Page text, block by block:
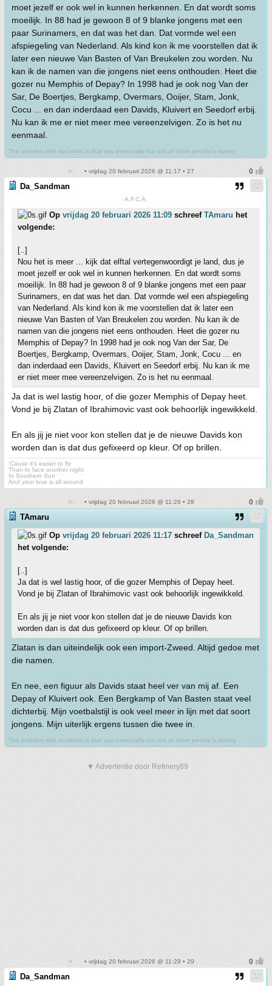
moet jezelf er ook wel in kunnen herkennen. En dat wordt soms
moeilijk. In 88 had je gewoon 8 of 9 blanke jongens met een
paar Surinamers, en dat was het dan. Dat vormde wel een
afspiegeling van Nederland. Als kind kon ik me voorstellen dat ik
later een nieuwe Van Basten of Van Breukelen zou worden. Nu
kan ik de namen van die jongens niet eens onthouden. Heet die
gozer nu Memphis of Depay? In 1998 had je ook nog Van der
Sar, De Boertjes, Bergkamp, Overmars, Ooijer, Stam, Jonk,
Cocu ... en dan inderdaad een Davids, Kluivert en Seedorf erbij.
Nu kan ik me er niet meer mee vereenzelvigen. Zo is het nu
eenmaal.
The problem with socialism is that you eventually run out of other people's money
• vrijdag 20 februari 2026 @ 11:17 • 27
Da_Sandman
A.F.C.A.
Op vrijdag 20 februari 2026 11:09 schreef TAmaru het
volgende:
[..]
Nou het is meer ... kijk dat elftal vertegenwoordigt je land, dus je
moet jezelf er ook wel in kunnen herkennen. En dat wordt soms
moeilijk. In 88 had je gewoon 8 of 9 blanke jongens met een paar
Surinamers, en dat was het dan. Dat vormde wel een afspiegeling
van Nederland. Als kind kon ik me voorstellen dat ik later een
nieuwe Van Basten of Van Breukelen zou worden. Nu kan ik de
namen van die jongens niet eens onthouden. Heet die gozer nu
Memphis of Depay? In 1998 had je ook nog Van der Sar, De
Boertjes, Bergkamp, Overmars, Ooijer, Stam, Jonk, Cocu ... en
dan inderdaad een Davids, Kluivert en Seedorf erbij. Nu kan ik me
er niet meer mee vereenzelvigen. Zo is het nu eenmaal.
Ja dat is wel lastig hoor, of die gozer Memphis of Depay heet.
Vond je bij Zlatan of Ibrahimovic vast ook behoorlijk ingewikkeld.
En als jij je niet voor kon stellen dat je de nieuwe Davids kon
worden dan is dat dus gefixeerd op kleur. Of op brillen.
'Cause it's easier to fly
Than to face another night
In Southern Sun
And your love is all around
• vrijdag 20 februari 2026 @ 11:26 • 28
TAmaru
Op vrijdag 20 februari 2026 11:17 schreef Da_Sandman
het volgende:
[..]
Ja dat is wel lastig hoor, of die gozer Memphis of Depay heet.
Vond je bij Zlatan of Ibrahimovic vast ook behoorlijk ingewikkeld.
En als jij je niet voor kon stellen dat je de nieuwe Davids kon
worden dan is dat dus gefixeerd op kleur. Of op brillen.
Zlatan is dan uiteindelijk ook een import-Zweed. Altijd gedoe met
die namen.
En nee, een figuur als Davids staat heel ver van mij af. Een
Depay of Kluivert ook. Een Bergkamp of Van Basten staat veel
dichterbij. Mijn voetbalstijl is ook veel meer in lijn met dat soort
jongens. Mijn uiterlijk ergens tussen die twee in.
The problem with socialism is that you eventually run out of other people's money
▼ Advertentie door Refinery89
• vrijdag 20 februari 2026 @ 11:29 • 29
Da_Sandman